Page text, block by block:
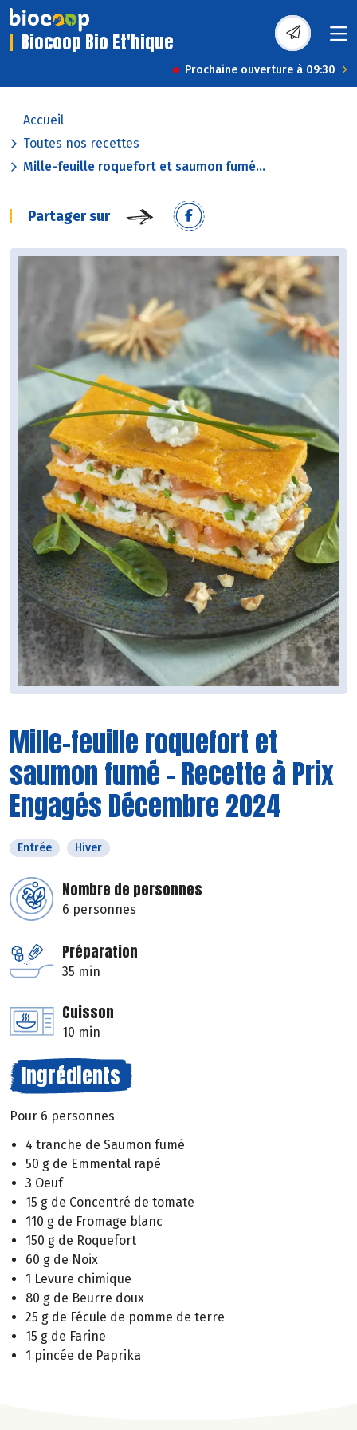
Biocoop Bio Et'hique
Prochaine ouverture à 09:30
Accueil
Toutes nos recettes
Mille-feuille roquefort et saumon fumé...
Partager sur
Mille-feuille roquefort et
saumon fumé - Recette à Prix
Engagés Décembre 2024
Entrée Hiver
Nombre de personnes
6 personnes
Préparation
35 min
Cuisson
10 min
Ingrédients
Pour 6 personnes
4 tranche de Saumon fumé
50 g de Emmental rapé
3 Oeuf
15 g de Concentré de tomate
110 g de Fromage blanc
150 g de Roquefort
60 g de Noix
1 Levure chimique
80 g de Beurre doux
25 g de Fécule de pomme de terre
15 g de Farine
1 pincée de Paprika